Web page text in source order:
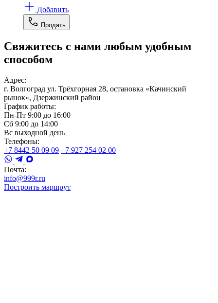
Добавить
Продать
Свяжитесь с нами любым удобным
способом
Адрес:
г. Волгоград ул. Трёхгорная 28, остановка «Качинский
рынок», Дзержинский район
График работы:
Пн-Пт 9:00 до 16:00
Сб 9:00 до 14:00
Вс выходной день
Телефоны:
+7 8442 50 09 09 +7 927 254 02 00
Почта:
info@999r.ru
Построить маршрут